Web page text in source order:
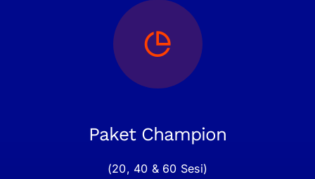
Paket Champion
(20, 40 & 60 Sesi)